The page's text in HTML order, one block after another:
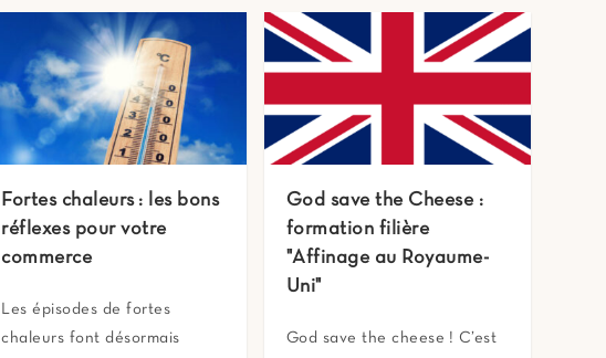
Fortes chaleurs : les bons
réflexes pour votre
commerce
Les épisodes de fortes
chaleurs font désormais
God save the Cheese :
formation filière
"Affinage au Royaume-
Uni"
God save the cheese ! C’est